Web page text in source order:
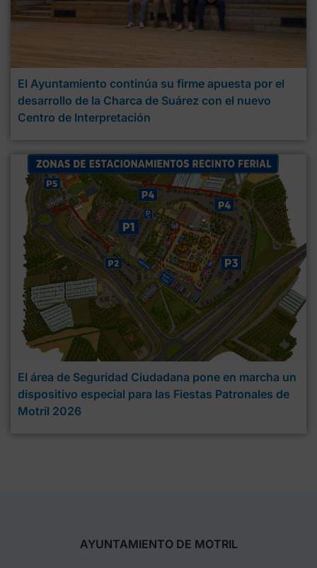
El Ayuntamiento continúa su firme apuesta por el
desarrollo de la Charca de Suárez con el nuevo
Centro de Interpretación
El área de Seguridad Ciudadana pone en marcha un
dispositivo especial para las Fiestas Patronales de
Motril 2026
AYUNTAMIENTO DE MOTRIL